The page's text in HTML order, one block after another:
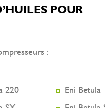
POUR
:
220
Eni Betula